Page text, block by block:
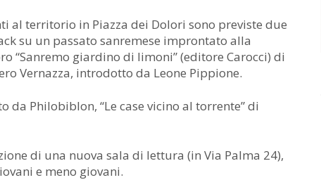
al territorio in Piazza dei Dolori sono previste due
su un passato sanremese improntato alla
“Sanremo giardino di limoni” (editore Carocci) di
Vernazza, introdotto da Leone Pippione.
Philobiblon, “Le case vicino al torrente” di
di una nuova sala di lettura (in Via Palma 24),
e meno giovani.